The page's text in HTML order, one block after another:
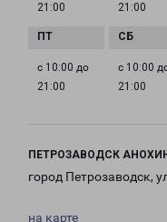
21:00
21:00
с 10:00 до
21:00
с 10:00
21:00
ПЕТРОЗАВОДСК
город Петрозаводск,
на карте